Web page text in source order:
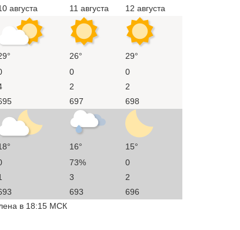
августа
11 августа
12 августа
26°
29°
0
0
2
2
697 698
16°
15°
73%
0
3
2
693
696
в 18:15 МСК